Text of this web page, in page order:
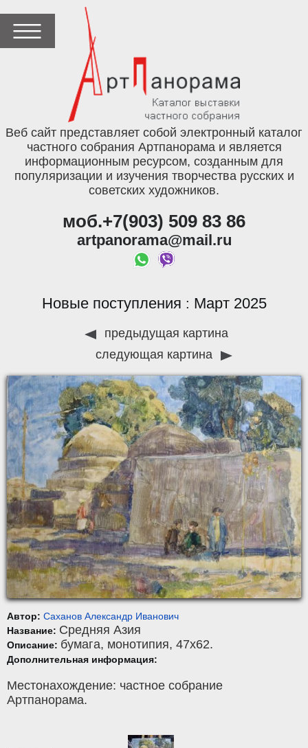
Веб сайт представляет собой электронный каталог
частного собрания Артпанорама и является
информационным ресурсом, созданным для
популяризации и изучения творчества русских и
советских художников.
моб.+7(903) 509 83 86
artpanorama@mail.ru
Новые поступления : Март 2025
предыдущая картина
следующая картина
Автор: Саханов Александр Иванович
Название: Средняя Азия
Описание: бумага, монотипия, 47x62.
Дополнительная информация:
Местонахождение: частное собрание
Артпанорама.